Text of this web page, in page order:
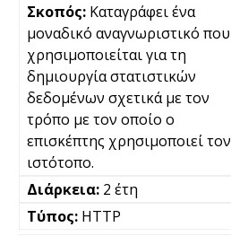
Καταγράφει ένα
μοναδικό αναγνωριστικό που
χρησιμοποιείται για τη
δημιουργία στατιστικών
δεδομένων σχετικά με τον
τρόπο με τον οποίο ο
επισκέπτης χρησιμοποιεί τον
ιστότοπο.
2 έτη
HTTP